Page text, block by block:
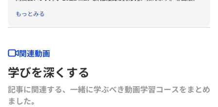
もっとみる
関連動画
学びを深くする
記事に関連する、一緒に学ぶべき動画学習コースをまとめ
ました｡